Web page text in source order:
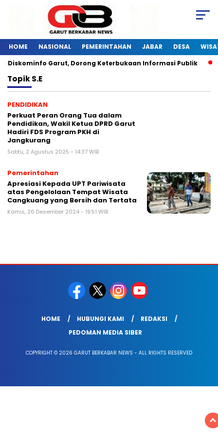
HOME NASIONAL PEMERINTAHAN JABAR DESA
Diskominfo Garut, Dorong Keterbukaan Informasi Publik
TopikS.E
PENDIDIKAN
Perkuat Peran Orang Tua dalam
Pendidikan, Wakil Ketua DPRD Garut
Hadiri FDS Program PKH di
Jangkurang
Sabtu, 2 Agustus 2025 - 14:37 WIB
Pemerintahan
Apresiasi Kepada UPT Pariwisata
atas Pengelolaan Tempat Wisata
Cangkuang yang Bersih dan Tertata
Kamis, 26 Desember 2024 - 19:51 WIB
HOME HUBUNGI KAMI
REDAKSI
PEDOMAN MEDIA SIBER
COPYRIGHT © 2026 GARUT BERKABAR NEWS - ALL RIGHTS RESERVED